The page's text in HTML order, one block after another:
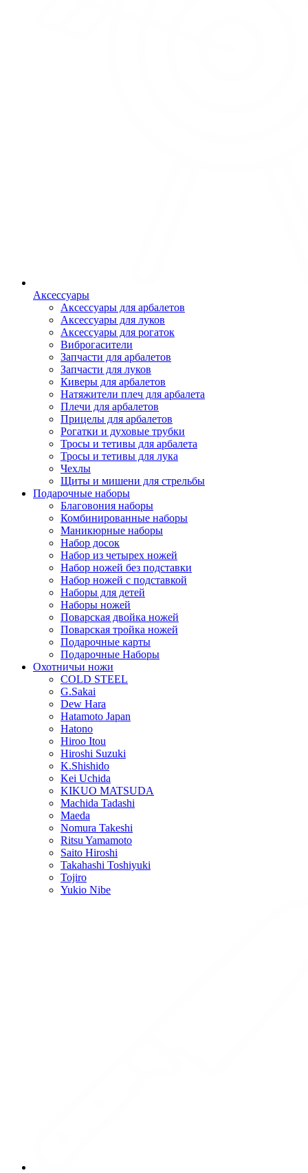
Аксессуары
Аксессуары для арбалетов
Аксессуары для луков
Аксессуары для рогаток
Виброгасители
Запчасти для арбалетов
Запчасти для луков
Киверы для арбалетов
Натяжители плеч для арбалета
Плечи для арбалетов
Прицелы для арбалетов
Рогатки и духовые трубки
Тросы и тетивы для арбалета
Тросы и тетивы для лука
Чехлы
Щиты и мишени для стрельбы
Подарочные наборы
Благовония наборы
Комбинированные наборы
Маникюрные наборы
Набор досок
Набор из четырех ножей
Набор ножей без подставки
Набор ножей с подставкой
Наборы для детей
Наборы ножей
Поварская двойка ножей
Поварская тройка ножей
Подарочные карты
Подарочные Наборы
Охотничьи ножи
COLD STEEL
G.Sakai
Dew Hara
Hatamoto Japan
Hatono
Hiroo Itou
Hiroshi Suzuki
K.Shishido
Kei Uchida
KIKUO MATSUDA
Machida Tadashi
Maeda
Nomura Takeshi
Ritsu Yamamoto
Saito Hiroshi
Takahashi Toshiyuki
Tojiro
Yukio Nibe